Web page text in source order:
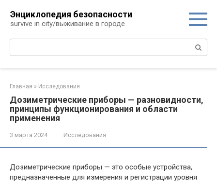
контенту
Энциклопедия безопасности
survive in city/выживание в городе
Поиск:
Главная » Исследования
Дозиметрические приборы — разновидности,
принципы функционирования и области
применения
3 марта 2024 Исследования
Дозиметрические приборы — это особые устройства,
предназначенные для измерения и регистрации уровня